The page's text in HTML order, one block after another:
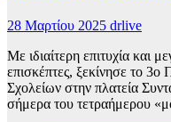
28 Μαρτίου 2025 drlive
Με ιδιαίτερη επιτυχία και
επισκέπτες, ξεκίνησε το
Σχολείων στην πλατεία
σήμερα του τετραήμερου